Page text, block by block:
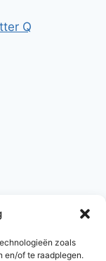
zoals
en/of te raadplegen.
Q